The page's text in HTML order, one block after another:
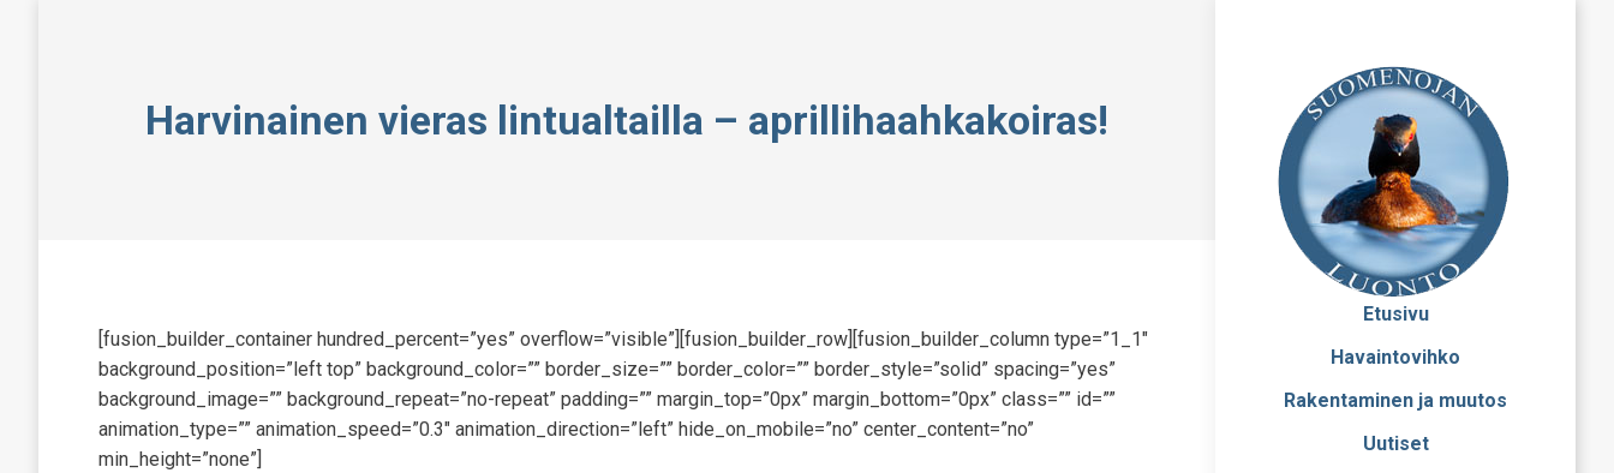
Etusivu
Havaintovihko
Rakentaminen ja muutos
Uutiset
Harvinainen vieras lintualtailla – aprillihaahkakoiras!
[fusion_builder_container hundred_percent=”yes” overflow=”visible”][fusion_builder_row][fusion_builder_column type=”1_1″
background_position=”left top” background_color=”” border_size=”” border_color=”” border_style=”solid” spacing=”yes”
background_image=”” background_repeat=”no-repeat” padding=”” margin_top=”0px” margin_bottom=”0px” class=”” id=””
animation_type=”” animation_speed=”0.3″ animation_direction=”left” hide_on_mobile=”no” center_content=”no”
min_height=”none”]